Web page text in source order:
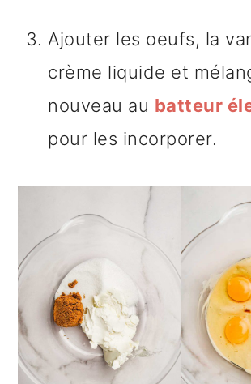
Ajouter les oeufs, la
crème liquide et
nouveau au batteur
pour les incorporer.